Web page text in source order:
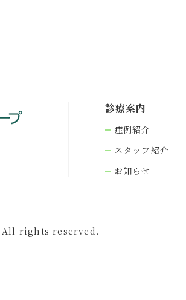
診療案内
症例紹介
スタッフ紹介
お知らせ
All rights reserved.